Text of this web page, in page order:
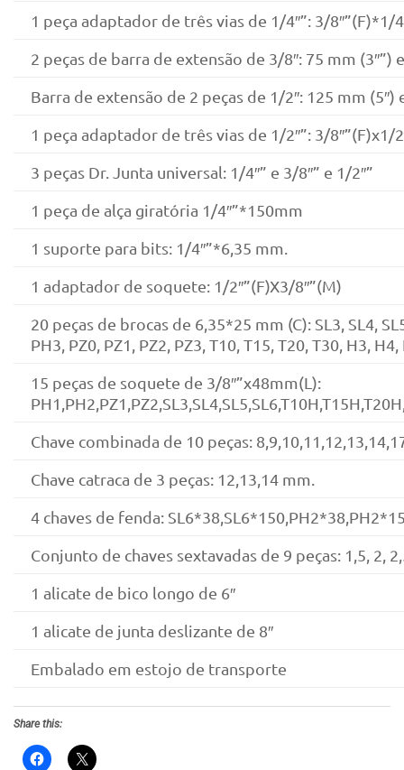
1 peça adaptador de três vias de 1/4″”: 3/8″”(F)*1/
2 peças de barra de extensão de 3/8″: 75 mm (3″”)
Barra de extensão de 2 peças de 1/2″: 125 mm (5″)
1 peça adaptador de três vias de 1/2″”: 3/8″”(F)x1/
3 peças Dr. Junta universal: 1/4″” e 3/8″” e 1/2″”
1 peça de alça giratória 1/4″”*150mm
1 suporte para bits: 1/4″”*6,35 mm.
1 adaptador de soquete: 1/2″”(F)X3/8″”(M)
20 peças de brocas de 6,35*25 mm (C): SL3, SL4,
PH3, PZ0, PZ1, PZ2, PZ3, T10, T15, T20, T30, H3, H4,
15 peças de soquete de 3/8″”x48mm(L):
Chave combinada de 10 peças:
Chave catraca de 3 peças: 12,13,14 mm.
4 chaves de fenda:
Conjunto de chaves sextavadas de 9 peças: 1,5, 2,
1 alicate de bico longo de 6″
1 alicate de junta deslizante de 8″
Embalado em estojo de transporte
Share this: